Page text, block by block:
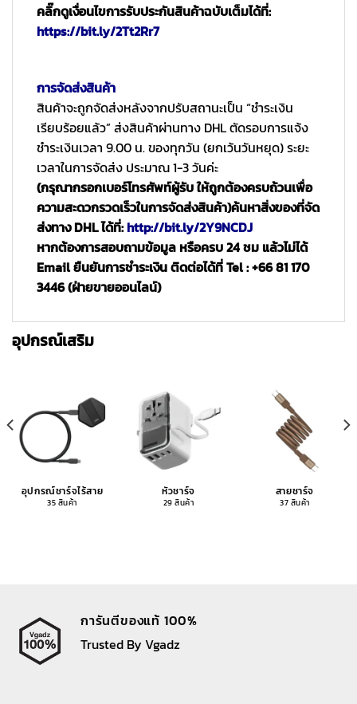
คลิ๊กดูเงื่อนไขการรับประกันสินค้าฉบับเต็มได้ที่:
https://bit.ly/2Tt2Rr7
การจัดส่งสินค้า
สินค้าจะถูกจัดส่งหลังจากปรับสถานะเป็น “ชำระเงิน
เรียบร้อยแล้ว” ส่งสินค้าผ่านทาง DHL ตัดรอบการแจ้ง
ชำระเงินเวลา 9.00 น. ของทุกวัน (ยกเว้นวันหยุด) ระยะ
เวลาในการจัดส่ง ประมาณ 1-3 วันค่ะ
(กรุณากรอกเบอร์โทรศัพท์ผู้รับ ให้ถูกต้องครบถ้วนเพื่อ
ความสะดวกรวดเร็วในการจัดส่งสินค้า)ค้นหาสิ่งของที่จัด
ส่งทาง DHL ได้ที่:http://bit.ly/2Y9NCDJ
หากต้องการสอบถามข้อมูล หรือครบ 24 ชม แล้วไม่ได้
Email ยืนยันการชำระเงิน ติดต่อได้ที่ Tel : +66 81 170
3446 (ฝ่ายขายออนไลน์)
อุปกรณ์เสริม
อุปกรณ์ชาร์จไร้สาย
35 สินค้า
หัวชาร์จ
29 สินค้า
สายชาร์จ
37 สินค้า
การันตีของแท้ 100%
Trusted By Vgadz